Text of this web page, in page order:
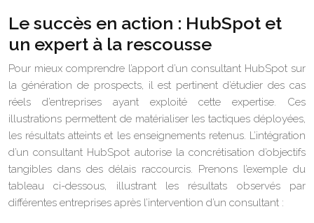
Le succès en action : HubSpot et
un expert à la rescousse
Pour mieux comprendre l’apport d’un consultant HubSpot sur
la génération de prospects, il est pertinent d’étudier des cas
réels d’entreprises ayant exploité cette expertise. Ces
illustrations permettent de matérialiser les tactiques déployées,
les résultats atteints et les enseignements retenus. L’intégration
d’un consultant HubSpot autorise la concrétisation d’objectifs
tangibles dans des délais raccourcis. Prenons l’exemple du
tableau ci-dessous, illustrant les résultats observés par
différentes entreprises après l’intervention d’un consultant :